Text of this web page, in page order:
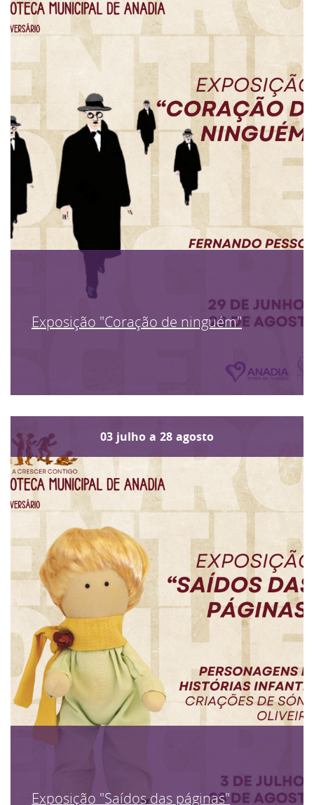
Exposição "Coração de ninguém"
03 julho a 28 agosto
Exposição "Saídos das páginas"